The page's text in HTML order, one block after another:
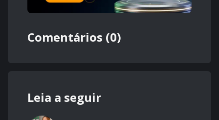
Comentários (0)
Leia a seguir